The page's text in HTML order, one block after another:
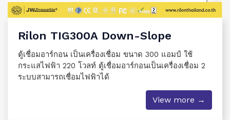
Rilon TIG300A Down-Slope
ตู้เชื่อมอาร์กอน เป็นเครื่องเชื่อม ขนาด 300 แอมป์ ใช้
กระแสไฟฟ้า 220 โวลท์ ตู้เชื่อมอาร์กอนเป็นเครื่องเชื่อม 2
ระบบสามารถเชื่อมไฟฟ้าได้
View more →